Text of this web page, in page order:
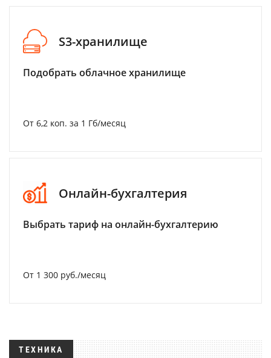
S3-хранилище
Подобрать облачное хранилище
От 6,2 коп. за 1 Гб/месяц
Онлайн-бухгалтерия
Выбрать тариф на онлайн-бухгалтерию
От 1 300 руб./месяц
ТЕХНИКА